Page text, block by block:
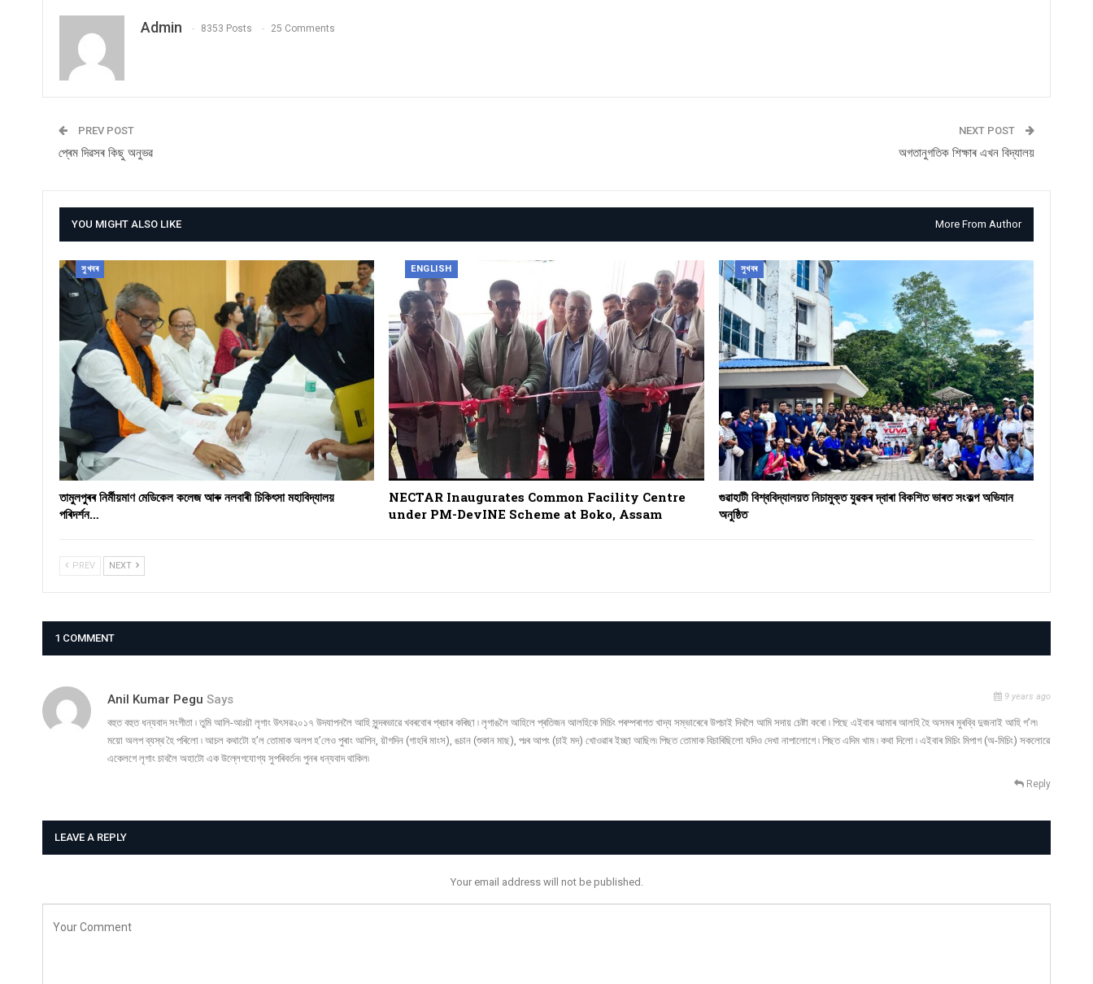
Admin 8353 Posts 25 Comments
PREV POST
প্ৰেম দিৱসৰ কিছু অনুভৱ
NEXT POST
অগতানুগতিক শিক্ষাৰ এখন বিদ্যালয়
YOU MIGHT ALSO LIKE More From Author
সুখবৰ
তামুলপুৰৰ নিৰ্মীয়মাণ মেডিকেল কলেজ আৰু নলবাৰী চিকিৎসা মহাবিদ্যালয়
পৰিদৰ্শন…
ENGLISH
NECTAR Inaugurates Common Facility Centre
under PM-DevINE Scheme at Boko, Assam
সুখবৰ
গুৱাহাটী বিশ্ববিদ্যালয়ত নিচামুক্ত যুৱকৰ দ্বাৰা বিকশিত ভাৰত সংকল্প অভিযান
অনুষ্ঠিত
PREV NEXT
1 COMMENT
Anil Kumar Pegu Says 9 years ago
বহুত বহুত ধন্যবাদ সংগীতা ৷ তুমি আলি-আঃয়ৗ লৃগাং উৎসৱ২০১৭ উদযাপনলৈ আহি সুন্দৰভাৱে খবৰবোৰ প্ৰচাৰ কৰিছা ৷ লৃগাঙলৈ আহিলে প্ৰতিজন আলহিকে মিচিং পৰম্পৰাগত খাদ্য সম্ভাৰেৰে উপচাই দিবলৈ আমি সদায় চেষ্টা কৰো ৷ পিছে এইবাৰ আমাৰ আলহি হৈ অসমৰ মুৰব্বি দুজনাই আহি গ’ল৷
ময়ো অলপ ব্যস্থ হৈ পৰিলো ৷ আচল কথাটো হ’ল তোমাক অলপ হ’লেও পুৰাং আপিন, য়ৗগদিন (গাহৰি মাংস), ঙচান (শুকান মাছ), পঃৰ আপং (চাই মদ) খোওৱাৰ ইচ্ছা আছিল৷ পিছত তোমাক বিচাৰিছিলো যদিও দেখা নাপালোগে ৷ পিছত এদিম খাম ৷ কথা দিলো ৷ এইবাৰ মিচিং মিপাগ (অ-মিচিং) সকলোৱে
একেলগে লৃগাং চাবলৈ অহাটো এক উল্লেগযোগ্য সুপৰিবৰ্তন৷ পুনৰ ধন্যবাদ থাকিল৷
Reply
LEAVE A REPLY
Your email address will not be published.